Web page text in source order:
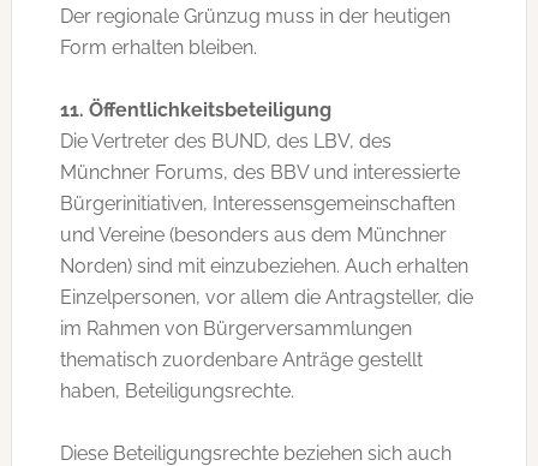
Der regionale Grünzug muss in der heutigen
Form erhalten bleiben.
11. Öffentlichkeitsbeteiligung
Die Vertreter des BUND, des LBV, des
Münchner Forums, des BBV und interessierte
Bürgerinitiativen, Interessensgemeinschaften
und Vereine (besonders aus dem Münchner
Norden) sind mit einzubeziehen. Auch erhalten
Einzelpersonen, vor allem die Antragsteller, die
im Rahmen von Bürgerversammlungen
thematisch zuordenbare Anträge gestellt
haben, Beteiligungsrechte.
Diese Beteiligungsrechte beziehen sich auch